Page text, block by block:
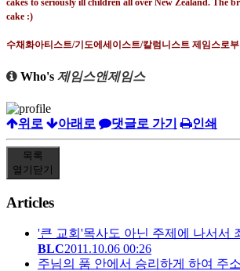
수채화아티스트/기도에세이스트/칼럼니스트 제임스로부
Who's 제임스앤제임스
위로 아래로 댓글로 가기 인쇄
목록
열기 닫기
Articles
'큰 교회'목사도 아닌 주제에 나서서
BLC2011.10.06 00:26
주님의 품 안에서 승리하게 하여 주